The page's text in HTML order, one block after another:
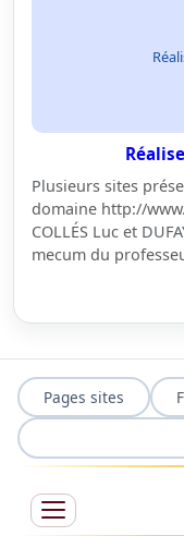
Plusieurs sites
domaine http://
COLLÉS Luc et
mecum du
Pages sites